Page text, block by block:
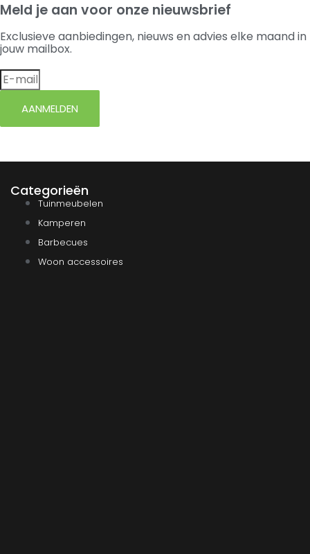
Meld je aan voor onze nieuwsbrief
Exclusieve aanbiedingen, nieuws en advies elke maand in
jouw mailbox.
AANMELDEN
Categorieën
Tuinmeubelen
Kamperen
Barbecues
Woon accessoires